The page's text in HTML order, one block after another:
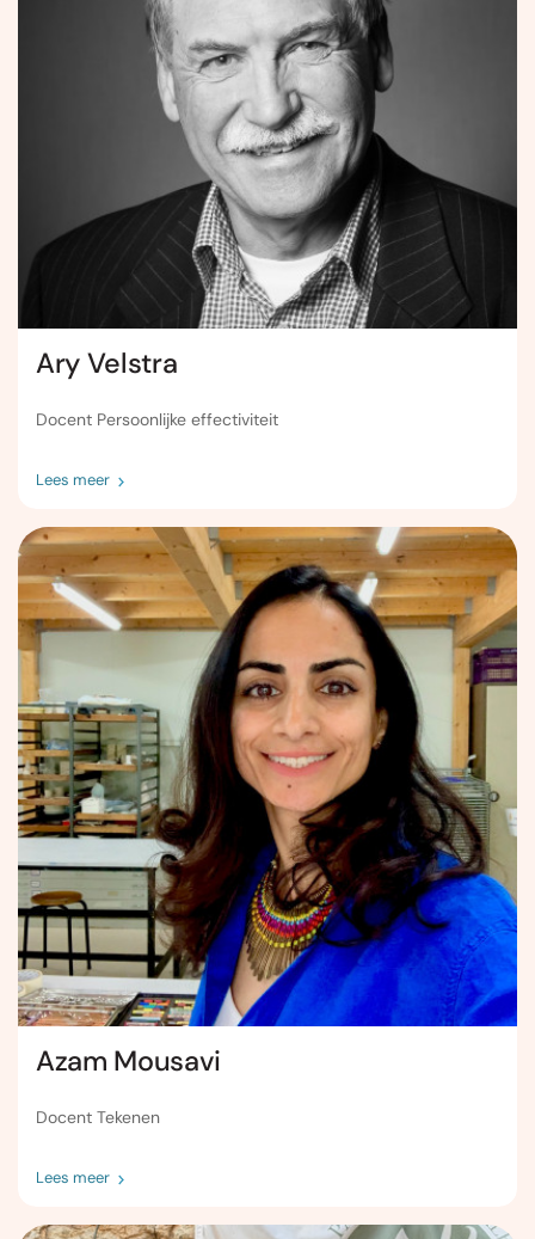
Ary Velstra
Docent Persoonlijke effectiviteit
Lees meer
Azam Mousavi
Docent Tekenen
Lees meer